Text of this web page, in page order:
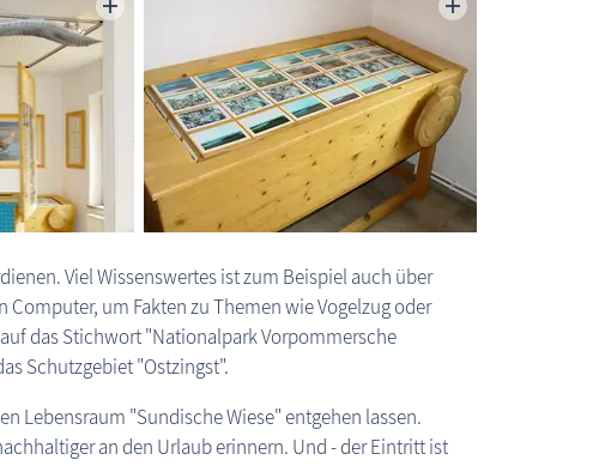
Ausstellung Lebensräume Sundische Wiese
Viel Wissenswertes ist zum Beispiel auch über
um Fakten zu Themen wie Vogelzug oder
das Stichwort "Nationalpark Vorpommersche
Schutzgebiet "Ostzingst".
Lebensraum "Sundische Wiese" entgehen lassen.
an den Urlaub erinnern. Und - der Eintritt ist